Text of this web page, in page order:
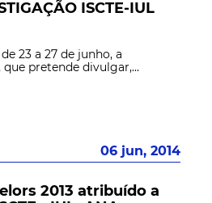
ISCTE-IUL
23 a 27 de junho, a
pretende divulgar,...
06 jun, 2014
2013 atribuído a